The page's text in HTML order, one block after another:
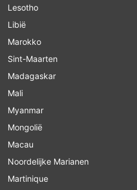
Lesotho
Libië
Marokko
Sint-Maarten
Madagaskar
Mali
Myanmar
Mongolië
Macau
Noordelijke Marianen
Martinique